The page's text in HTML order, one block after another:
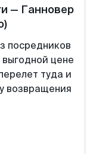
— Ганновер
посредников
выгодной цене
туда и
возвращения